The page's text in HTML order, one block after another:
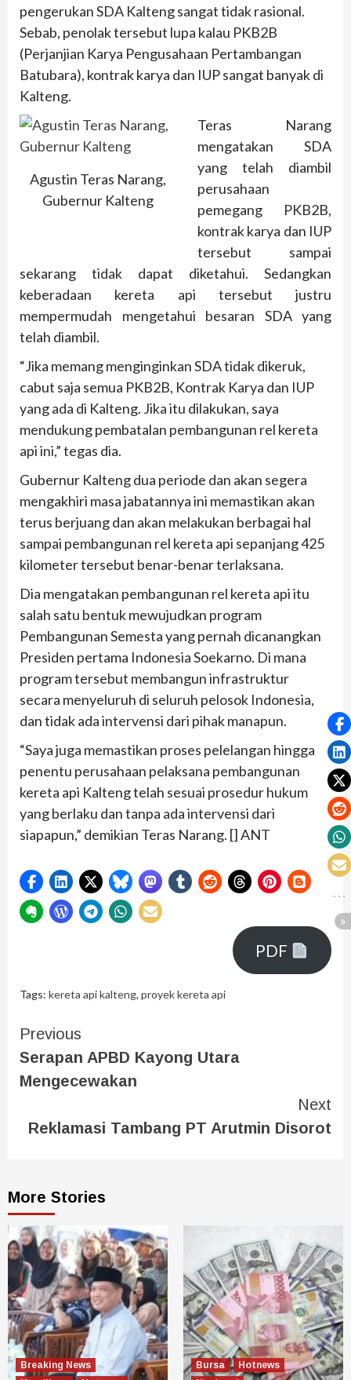
pengerukan SDA Kalteng sangat tidak rasional.
Sebab, penolak tersebut lupa kalau PKB2B
(Perjanjian Karya Pengusahaan Pertambangan
Batubara), kontrak karya dan IUP sangat banyak di
Kalteng.
Agustin Teras Narang,
Gubernur Kalteng
Teras Narang
mengatakan SDA
yang telah diambil
perusahaan
pemegang PKB2B,
kontrak karya dan IUP
tersebut sampai
sekarang tidak dapat diketahui. Sedangkan
keberadaan kereta api tersebut justru
mempermudah mengetahui besaran SDA yang
telah diambil.
“Jika memang menginginkan SDA tidak dikeruk,
cabut saja semua PKB2B, Kontrak Karya dan IUP
yang ada di Kalteng. Jika itu dilakukan, saya
mendukung pembatalan pembangunan rel kereta
api ini,” tegas dia.
Gubernur Kalteng dua periode dan akan segera
mengakhiri masa jabatannya ini memastikan akan
terus berjuang dan akan melakukan berbagai hal
sampai pembangunan rel kereta api sepanjang 425
kilometer tersebut benar-benar terlaksana.
Dia mengatakan pembangunan rel kereta api itu
salah satu bentuk mewujudkan program
Pembangunan Semesta yang pernah dicanangkan
Presiden pertama Indonesia Soekarno. Di mana
program tersebut membangun infrastruktur
secara menyeluruh di seluruh pelosok Indonesia,
dan tidak ada intervensi dari pihak manapun.
“Saya juga memastikan proses pelelangan hingga
penentu perusahaan pelaksana pembangunan
kereta api Kalteng telah sesuai prosedur hukum
yang berlaku dan tanpa ada intervensi dari
siapapun,” demikian Teras Narang. [] ANT
PDF
Tags: kereta api kalteng, proyek kereta api
Previous
Serapan APBD Kayong Utara
Mengecewakan
Next
Reklamasi Tambang PT Arutmin Disorot
More Stories
Breaking News
Bursa
Hotnews